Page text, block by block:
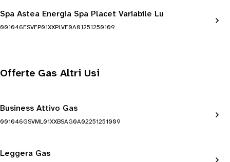
Spa Astea Energia Spa Placet Variabile Lu
001046ESVFP01XXPLVE0A01251250109
Offerte Gas Altri Usi
Business Attivo Gas
001046GSVML01XXBSAG0A02251251009
Leggera Gas